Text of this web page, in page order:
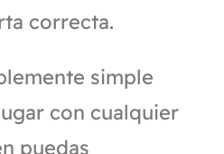
correcta.
simple
con cualquier
puedas